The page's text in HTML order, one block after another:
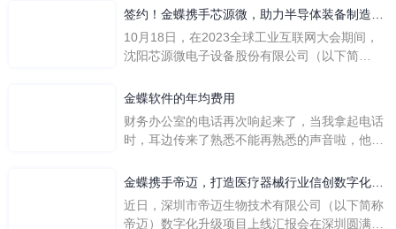
一个好用的医药管理系统软件应具备以下特点。
地进行操作。 复杂的
签约！金蝶携手芯源微，助力半导体装备制造领
先企业迈向世界
10月18日，在2023全球工业互联网大会期间，
沈阳芯源微电子设备股份有限公司（以下简
下简称“金蝶”）在辽宁沈阳签署战略合作协议。
营管控平台，从而实现公司产研一体化、业财一
体化，提升公司整体业务水平。
金蝶软件的年均费用
财务办公室的电话再次响起来了，当我拿起电话
时，耳边传来了熟悉不能再熟悉的声音啦，他就
软件过程中遇到任何问题，我都可以获得金蝶服
一年的使用时间已经到了。我们公司用的是金蝶
金蝶携手帝迈，打造医疗器械行业信创数字化标
杆
近日，深圳市帝迈生物技术有限公司（以下简称
帝迈）数字化升级项目上线汇报会在深圳圆满召